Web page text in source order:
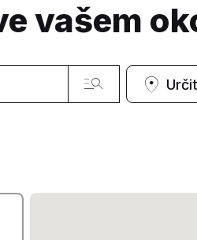
vašem